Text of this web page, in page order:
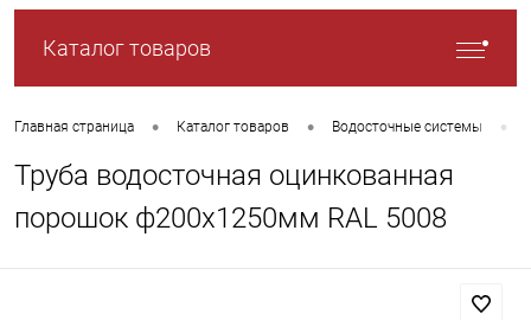
Каталог товаров
Главная страница • Каталог товаров • Водосточные системы •
Труба водосточная оцинкованная
порошок ф200х1250мм RAL 5008